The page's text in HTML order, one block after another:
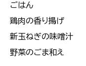
ごはん
鶏肉の香り揚げ
新玉ねぎの味噌汁
野菜のごま和え